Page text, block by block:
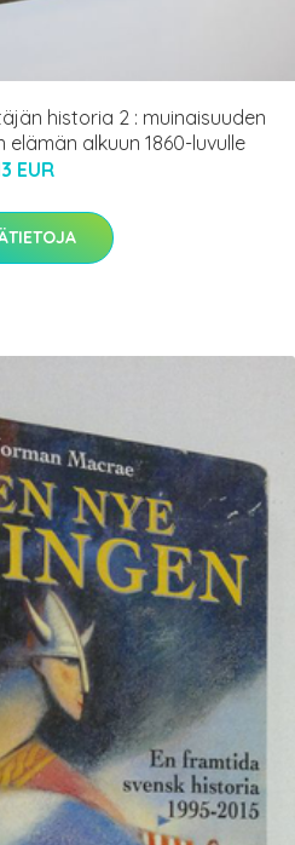
historia 2 : muinaisuuden
alkuun 1860-luvulle
EUR